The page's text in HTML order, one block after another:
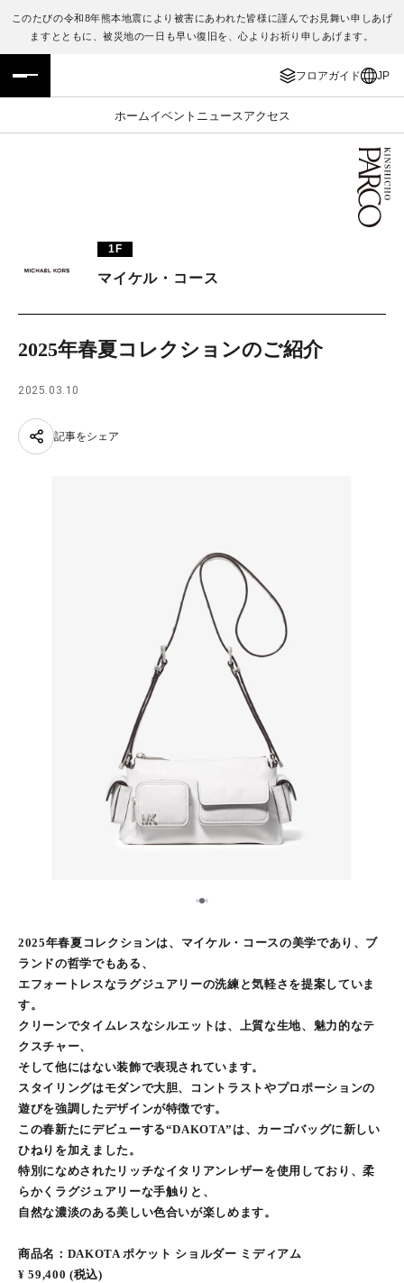
このたびの令和8年熊本地震により被害にあわれた皆様に謹んでお見舞い申しあげ
ますとともに、被災地の一日も早い復旧を、心よりお祈り申しあげます。
フロアガイド JP
ホームイベント ニュース アクセス
フロアガイド
施設案内・アクセス
TAX FREE
ENGLISH
繁体字
日本語
1F
マイケル・コース
2025年春夏コレクションのご紹介
2025.03.10
記事をシェア
12
2025年春夏コレクションは、マイケル・コースの美学であり、ブ
ランドの哲学でもある、
エフォートレスなラグジュアリーの洗練と気軽さを提案していま
す。
クリーンでタイムレスなシルエットは、上質な生地、魅力的なテ
クスチャー、
そして他にはない装飾で表現されています。
スタイリングはモダンで大胆、コントラストやプロポーションの
遊びを強調したデザインが特徴です。
この春新たにデビューする“DAKOTA”は、カーゴバッグに新しい
ひねりを加えました。
特別になめされたリッチなイタリアンレザーを使用しており、柔
らかくラグジュアリーな手触りと、
自然な濃淡のある美しい色合いが楽しめます。
商品名：DAKOTA ポケット ショルダー ミディアム
¥ 59,400 (税込)